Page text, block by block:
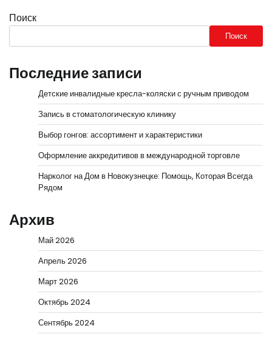
Поиск
Поиск
Последние записи
Детские инвалидные кресла-коляски с ручным приводом
Запись в стоматологическую клинику
Выбор гонгов: ассортимент и характеристики
Оформление аккредитивов в международной торговле
Нарколог на Дом в Новокузнецке: Помощь, Которая Всегда
Рядом
Архив
Май 2026
Апрель 2026
Март 2026
Октябрь 2024
Сентябрь 2024